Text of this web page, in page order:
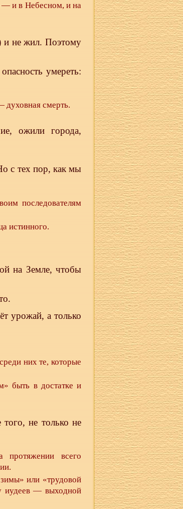
— и в Небесном, и на
и не жил. Поэтому
умереть:
духовная смерть.
ожили города,
с тех пор, как мы
последователям
истинного.
на Земле, чтобы
урожай, а только
них те, которые
быть в достатке и
не только не
протяжении всего
или «трудовой
иудеев — выходной